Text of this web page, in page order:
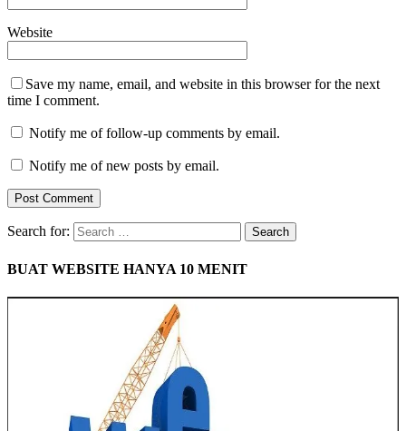
Website
Save my name, email, and website in this browser for the next
time I comment.
Notify me of follow-up comments by email.
Notify me of new posts by email.
Search for:
BUAT WEBSITE HANYA 10 MENIT